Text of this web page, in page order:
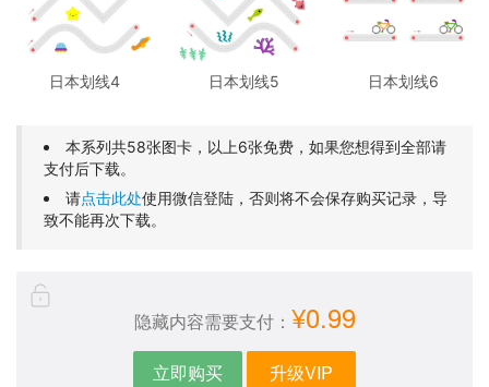
日本划线4 日本划线5 日本划线6
本系列共58张图卡，以上6张免费，如果您想得到全部请
支付后下载。
请点击此处使用微信登陆，否则将不会保存购买记录，导
致不能再次下载。
隐藏内容需要支付： ¥0.99
立即购买 升级VIP